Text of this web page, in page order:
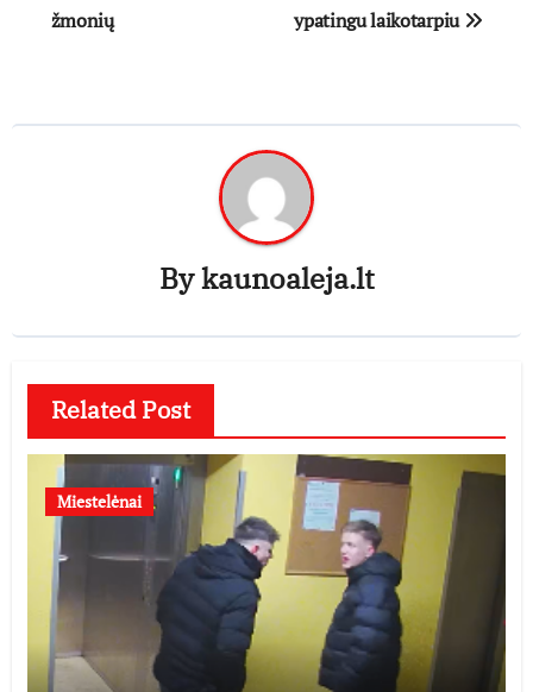
žmonių
ypatingu laikotarpiu
Bykaunoaleja.lt
Related Post
Miestelėnai